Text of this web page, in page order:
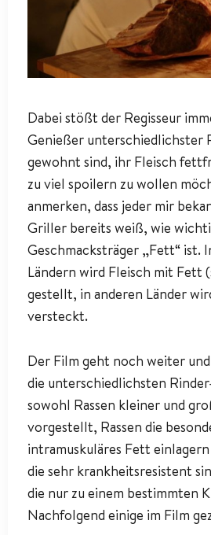
Dabei stößt der Regisseur
Genießer unterschiedlichster
gewohnt sind, ihr Fleisch
zu viel spoilern zu wollen
anmerken, dass jeder mir
Griller bereits weiß, wie
Geschmacksträger „Fett“ ist.
Ländern wird Fleisch mit Fett
gestellt, in anderen Länder
versteckt.
Der Film geht noch weiter
die unterschiedlichsten
sowohl Rassen kleiner und
vorgestellt, Rassen die
intramuskuläres Fett
die sehr krankheitsresistent
die nur zu einem bestimmten
Nachfolgend einige im Film